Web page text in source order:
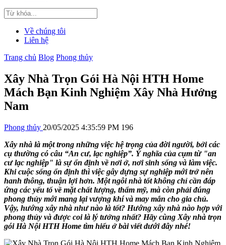
Về chúng tôi
Liên hệ
Trang chủ Blog Phong thủy
Xây Nhà Trọn Gói Hà Nội HTH Home
Mách Bạn Kinh Nghiệm Xây Nhà Hướng
Nam
Phong thủy 20/05/2025 4:35:59 PM 196
Xây nhà là một trong những việc hệ trọng của đời người, bởi các
cụ thường có câu “An cư, lạc nghiệp”. Ý nghĩa của cụm từ "an
cư lạc nghiệp" là sự ổn định về nơi ở, nơi sinh sống và làm việc.
Khi cuộc sống ổn định thì việc gây dựng sự nghiệp mới trở nên
hanh thông, thuận lợi hơn. Một ngôi nhà tốt không chỉ cần đáp
ứng các yếu tố về mặt chất lượng, thẩm mỹ, mà còn phải đúng
phong thủy mới mang lại vượng khí và may mắn cho gia chủ.
Vậy, hướng xây nhà như nào là tốt? Hướng xây nhà nào hợp với
phong thủy và được coi là lý tưởng nhất? Hãy cùng Xây nhà trọn
gói Hà Nội HTH Home tìm hiểu ở bài viết dưới đây nhé!